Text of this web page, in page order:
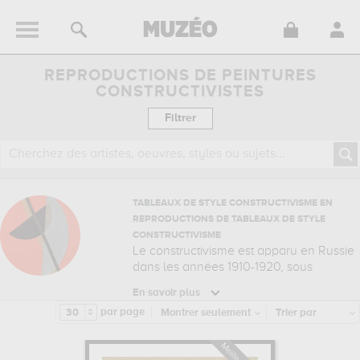
REPRODUCTIONS DE PEINTURES
CONSTRUCTIVISTES
TABLEAUX DE STYLE CONSTRUCTIVISME EN
REPRODUCTIONS DE TABLEAUX DE STYLE
CONSTRUCTIVISME
Le constructivisme est apparu en Russie
dans les années 1910-1920, sous
designers qui cherchaient à rompre avec
les traditions artistiques du passé. Ils
d'engagement social et politique, et qu'il
En savoir plus
30
par page Montrer seulement Trier par